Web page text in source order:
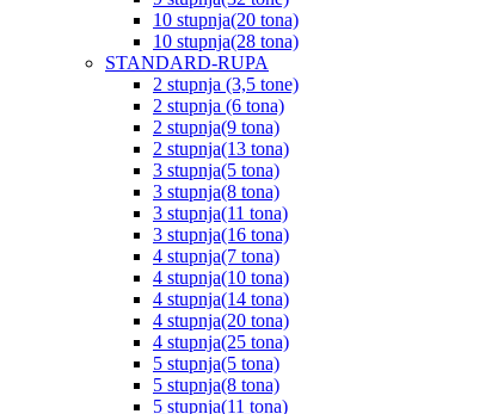
10 stupnja(20 tona)
10 stupnja(28 tona)
STANDARD-RUPA
2 stupnja (3,5 tone)
2 stupnja (6 tona)
2 stupnja(9 tona)
2 stupnja(13 tona)
3 stupnja(5 tona)
3 stupnja(8 tona)
3 stupnja(11 tona)
3 stupnja(16 tona)
4 stupnja(7 tona)
4 stupnja(10 tona)
4 stupnja(14 tona)
4 stupnja(20 tona)
4 stupnja(25 tona)
5 stupnja(5 tona)
5 stupnja(8 tona)
5 stupnja(11 tona)